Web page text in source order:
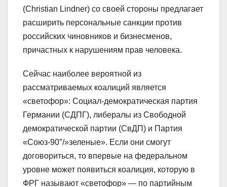
(Christian Lindner) со своей стороны предлагает
расширить персональные санкции против
российских чиновников и бизнесменов,
причастных к нарушениям прав человека.
Сейчас наиболее вероятной из
рассматриваемых коалиций является
«светофор»: Социал-демократическая партия
Германии (СДПГ), либералы из Свободной
демократической партии (СвДП) и Партия
«Союз-90″/»зеленые». Если они смогут
договориться, то впервые на федеральном
уровне может появиться коалиция, которую в
ФРГ называют «светофор» — по партийным